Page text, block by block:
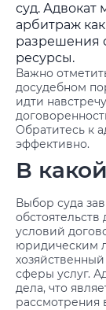
суд.
арбитраж
разрешения
ресурсы.
Важно
досудебном
идти
Обратитесь к
эффективно.
В
Выбор суда
условий
юридическим
сферы услуг.
дела, что
рассмотрения